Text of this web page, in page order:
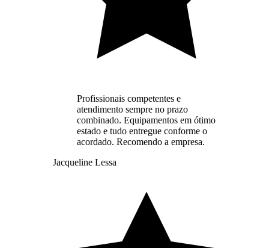
Profissionais competentes e
atendimento sempre no prazo
combinado. Equipamentos em ótimo
estado e tudo entregue conforme o
acordado. Recomendo a empresa.
Jacqueline Lessa